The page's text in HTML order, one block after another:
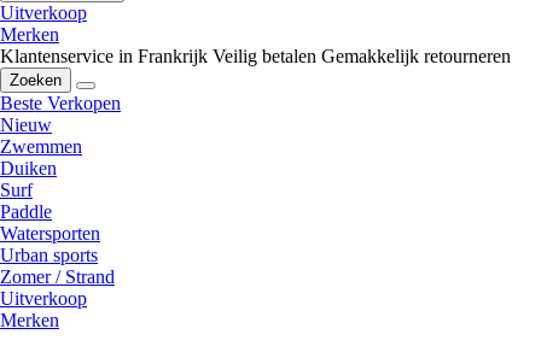
Uitverkoop
Merken
Klantenservice in Frankrijk Veilig betalen Gemakkelijk retourneren
Zoeken
Beste Verkopen
Nieuw
Zwemmen
Duiken
Surf
Paddle
Watersporten
Urban sports
Zomer / Strand
Uitverkoop
Merken